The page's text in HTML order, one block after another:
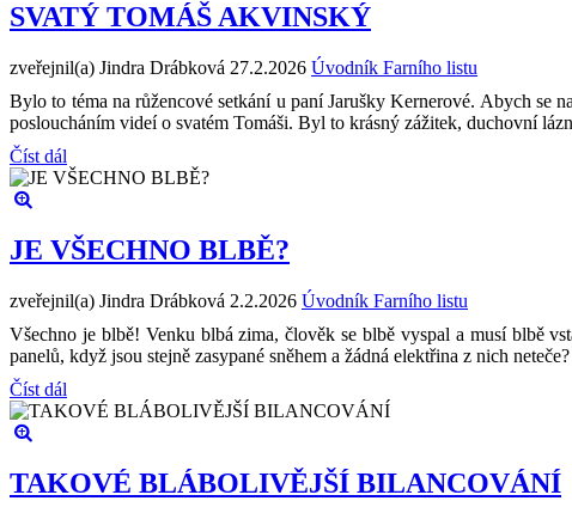
SVATÝ TOMÁŠ AKVINSKÝ
zveřejnil(a) Jindra Drábková 27.2.2026 Úvodník Farního listu
Bylo to téma na růžencové setkání u paní Jarušky Kernerové. Abych se
posloucháním videí o svatém Tomáši. Byl to krásný zážitek, duchovní
Číst dál
JE VŠECHNO BLBĚ?
zveřejnil(a) Jindra Drábková 2.2.2026 Úvodník Farního listu
Všechno je blbě! Venku blbá zima, člověk se blbě vyspal a musí blbě
panelů, když jsou stejně zasypané sněhem a žádná elektřina z nich
Číst dál
TAKOVÉ BLÁBOLIVĚJŠÍ BILANCOVÁNÍ